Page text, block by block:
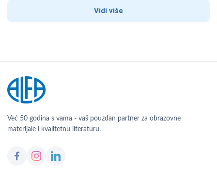
Vidi više
Već 50 godina s vama - vaš pouzdan partner za obrazovne
materijale i kvalitetnu literaturu.